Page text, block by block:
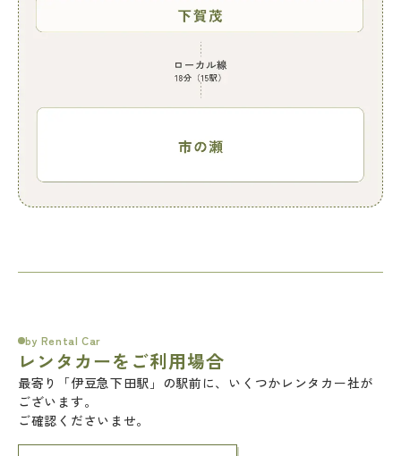
by Rental Car
レンタカーをご利用場合
最寄り「伊豆急下田駅」の駅前に、いくつかレンタカー社が
ございます。
ご確認くださいませ。